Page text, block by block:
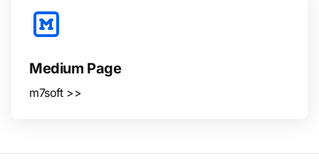
Medium Page
m7soft >>